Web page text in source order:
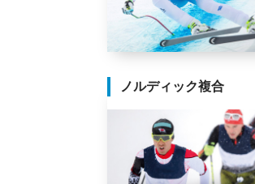
ノルディック複合